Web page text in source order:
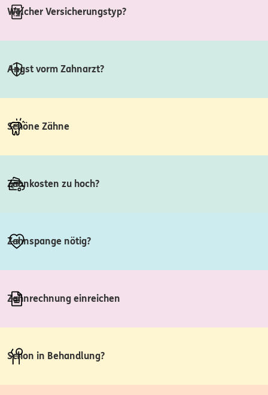
Welcher Versicherungstyp?
Angst vorm Zahnarzt?
Schöne Zähne
Zahnkosten zu hoch?
Zahnspange nötig?
Zahnrechnung einreichen
Schon in Behandlung?